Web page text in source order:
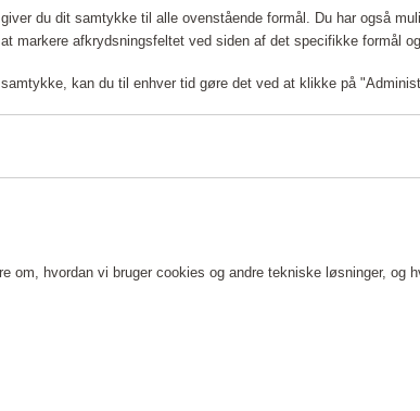
du dit samtykke til alle ovenstående formål. Du har også
markere afkrydsningsfeltet ved siden af det specifikke formål
kan du til enhver tid gøre det ved at klikke på
om, hvordan vi bruger cookies og andre tekniske løsninger, og